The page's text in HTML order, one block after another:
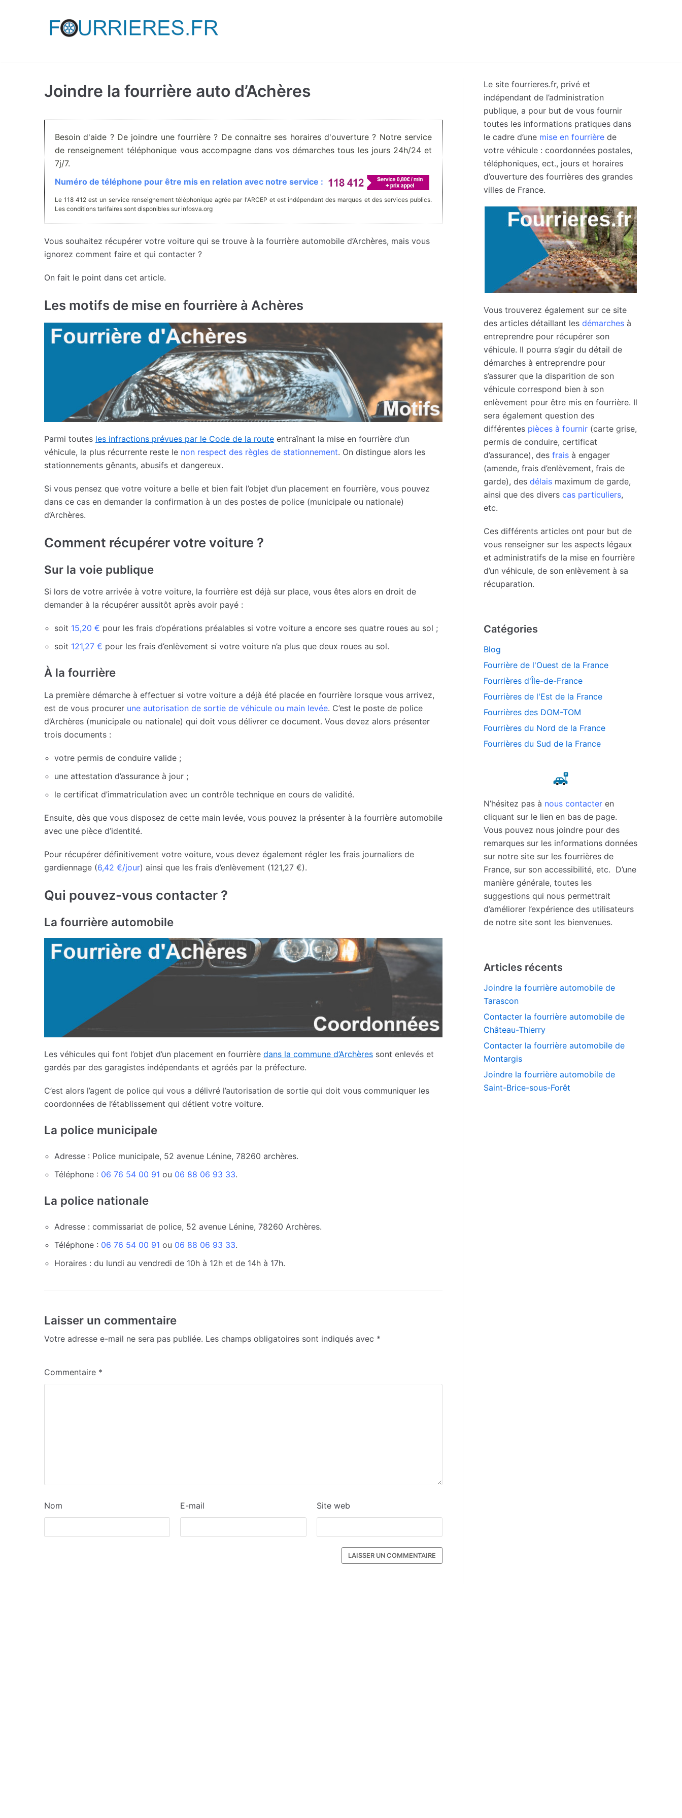
Joindre la fourrière auto d’Achères
Besoin d'aide ? De joindre une fourrière ? De connaitre ses horaires d'ouverture ? Notre service
de renseignement téléphonique vous accompagne dans vos démarches tous les jours 24h/24 et
7j/7.
Numéro de téléphone pour être mis en relation avec notre service :
Le 118 412 est un service renseignement téléphonique agrée par l'ARCEP et est indépendant des marques et des services publics.
Les conditions tarifaires sont disponibles sur infosva.org
Vous souhaitez récupérer votre voiture qui se trouve à la fourrière automobile d’Archères, mais vous
ignorez comment faire et qui contacter ?
On fait le point dans cet article.
Les motifs de mise en fourrière à Achères
Parmi toutes les infractions prévues par le Code de la route entraînant la mise en fourrière d’un
véhicule, la plus récurrente reste le non respect des règles de stationnement. On distingue alors les
stationnements gênants, abusifs et dangereux.
Si vous pensez que votre voiture a belle et bien fait l’objet d’un placement en fourrière, vous pouvez
dans ce cas en demander la confirmation à un des postes de police (municipale ou nationale)
d’Archères.
Comment récupérer votre voiture ?
Sur la voie publique
Si lors de votre arrivée à votre voiture, la fourrière est déjà sur place, vous êtes alors en droit de
demander à la récupérer aussitôt après avoir payé :
soit 15,20 € pour les frais d’opérations préalables si votre voiture a encore ses quatre roues au sol ;
soit 121,27 € pour les frais d’enlèvement si votre voiture n’a plus que deux roues au sol.
À la fourrière
La première démarche à effectuer si votre voiture a déjà été placée en fourrière lorsque vous arrivez,
est de vous procurer une autorisation de sortie de véhicule ou main levée. C’est le poste de police
d’Archères (municipale ou nationale) qui doit vous délivrer ce document. Vous devez alors présenter
trois documents :
votre permis de conduire valide ;
une attestation d’assurance à jour ;
le certificat d’immatriculation avec un contrôle technique en cours de validité.
Ensuite, dès que vous disposez de cette main levée, vous pouvez la présenter à la fourrière automobile
avec une pièce d’identité.
Pour récupérer définitivement votre voiture, vous devez également régler les frais journaliers de
gardiennage (6,42 €/jour) ainsi que les frais d’enlèvement (121,27 €).
Qui pouvez-vous contacter ?
La fourrière automobile
Les véhicules qui font l’objet d’un placement en fourrière dans la commune d’Archères sont enlevés et
gardés par des garagistes indépendants et agréés par la préfecture.
C’est alors l’agent de police qui vous a délivré l’autorisation de sortie qui doit vous communiquer les
coordonnées de l’établissement qui détient votre voiture.
La police municipale
Adresse : Police municipale, 52 avenue Lénine, 78260 archères.
Téléphone : 06 76 54 00 91 ou 06 88 06 93 33.
La police nationale
Adresse : commissariat de police, 52 avenue Lénine, 78260 Archères.
Téléphone : 06 76 54 00 91 ou 06 88 06 93 33.
Horaires : du lundi au vendredi de 10h à 12h et de 14h à 17h.
Laisser un commentaire
Votre adresse e-mail ne sera pas publiée. Les champs obligatoires sont indiqués avec *
Commentaire *
Nom E-mail Site web
Le site fourrieres.fr, privé et
indépendant de l’administration
publique, a pour but de vous fournir
toutes les informations pratiques dans
le cadre d’une mise en fourrière de
votre véhicule : coordonnées postales,
téléphoniques, ect., jours et horaires
d’ouverture des fourrières des grandes
villes de France.
Vous trouverez également sur ce site
des articles détaillant les démarches à
entreprendre pour récupérer son
véhicule. Il pourra s’agir du détail de
démarches à entreprendre pour
s’assurer que la disparition de son
véhicule correspond bien à son
enlèvement pour être mis en fourrière. Il
sera également question des
différentes pièces à fournir (carte grise,
permis de conduire, certificat
d’assurance), des frais à engager
(amende, frais d’enlèvement, frais de
garde), des délais maximum de garde,
ainsi que des divers cas particuliers,
etc.
Ces différents articles ont pour but de
vous renseigner sur les aspects légaux
et administratifs de la mise en fourrière
d’un véhicule, de son enlèvement à sa
récuparation.
Catégories
Blog
Fourrière de l'Ouest de la France
Fourrières d'Île-de-France
Fourrières de l'Est de la France
Fourrières des DOM-TOM
Fourrières du Nord de la France
Fourrières du Sud de la France
N’hésitez pas à nous contacter en
cliquant sur le lien en bas de page.
Vous pouvez nous joindre pour des
remarques sur les informations données
sur notre site sur les fourrières de
France, sur son accessibilité, etc. D’une
manière générale, toutes les
suggestions qui nous permettrait
d’améliorer l’expérience des utilisateurs
de notre site sont les bienvenues.
Articles récents
Joindre la fourrière automobile de
Tarascon
Contacter la fourrière automobile de
Château-Thierry
Contacter la fourrière automobile de
Montargis
Joindre la fourrière automobile de
Saint-Brice-sous-Forêt